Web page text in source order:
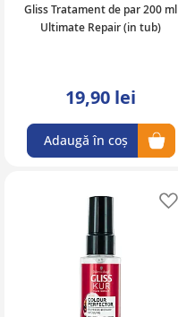
Gliss Tratament de par 200 ml
Ultimate Repair (in tub)
19,90 lei
Adaugă în coș